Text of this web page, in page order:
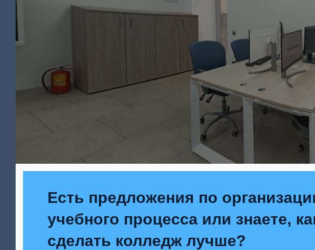
Есть предложения по
учебного процесса или знаете,
сделать колледж лучше?